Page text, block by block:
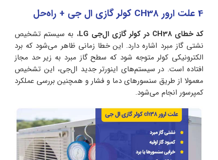
4 علت ارور CH38 کولر گازی ال جی + راه‌حل
کد خطای CH38 در کولر گازی ال‌جی LG
، به سیستم تشخیص
نشتی گاز مبرد اشاره دارد. این خطا زمانی ظاهر می‌شود که برد
الکترونیکی کولر متوجه شود که سطح گاز مبرد به زیر حد مجاز
افتاده است. در سیستم‌های اینورتر جدید ال‌جی، این تشخیص
معمولا از طریق سنسورهای دما و فشار و همچنین بررسی عملکرد
کمپرسور انجام می‌شود.